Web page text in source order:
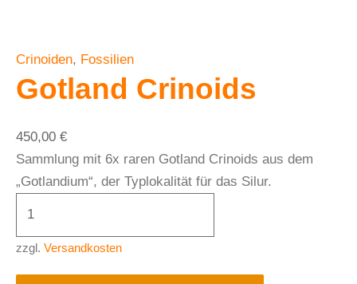
Crinoiden, Fossilien
Gotland Crinoids
450,00 €
Sammlung mit 6x raren Gotland Crinoids aus dem
„Gotlandium“, der Typlokalität für das Silur.
zzgl. Versandkosten